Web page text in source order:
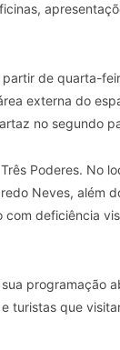
de quarta-
externa do
no segundo
Poderes. No
Neves, além
deficiência
programação
turistas que